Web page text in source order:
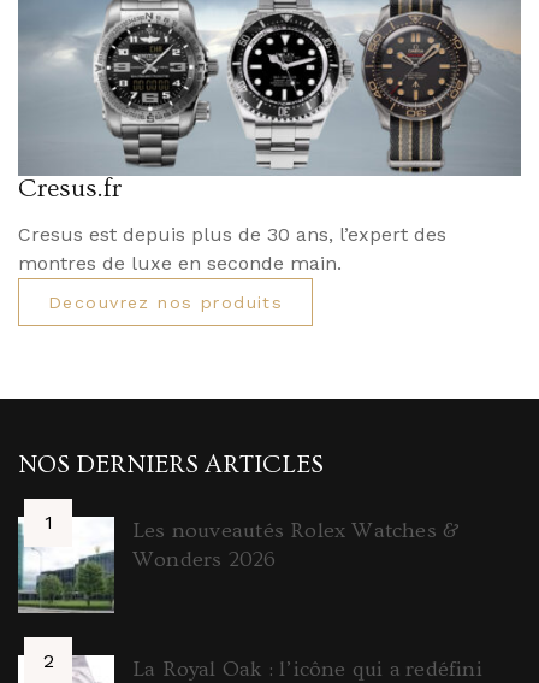
Cresus.fr
Cresus est depuis plus de 30 ans, l’expert des
montres de luxe en seconde main.
Decouvrez nos produits
NOS DERNIERS ARTICLES
Les nouveautés Rolex Watches &
Wonders 2026
La Royal Oak : l’icône qui a redéfini